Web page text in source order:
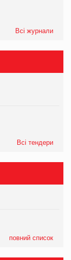
Всі журнали
Всі тендери
повний список